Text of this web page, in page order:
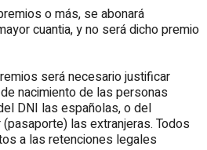
o más, se abonará
cuantia, y no será dicho premio
será necesario justificar
nacimiento de las personas
DNI las españolas, o del
las extranjeras. Todos
a las retenciones legales